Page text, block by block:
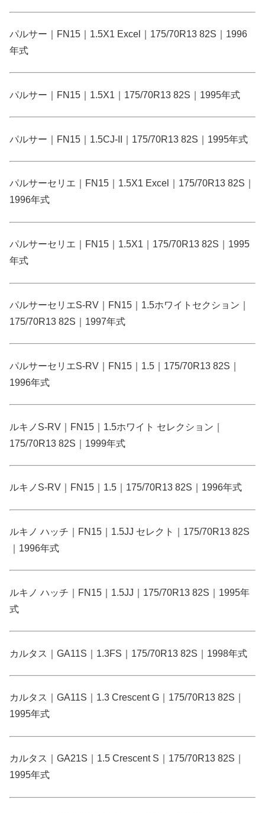
パルサー｜FN15｜1.5X1 Excel｜175/70R13 82S｜1996
年式
パルサー｜FN15｜1.5X1｜175/70R13 82S｜1995年式
パルサー｜FN15｜1.5CJ-II｜175/70R13 82S｜1995年式
パルサーセリエ｜FN15｜1.5X1 Excel｜175/70R13 82S｜
1996年式
パルサーセリエ｜FN15｜1.5X1｜175/70R13 82S｜1995
年式
パルサーセリエS-RV｜FN15｜1.5ホワイトセクション｜
175/70R13 82S｜1997年式
パルサーセリエS-RV｜FN15｜1.5｜175/70R13 82S｜
1996年式
ルキノS-RV｜FN15｜1.5ホワイト セレクション｜
175/70R13 82S｜1999年式
ルキノS-RV｜FN15｜1.5｜175/70R13 82S｜1996年式
ルキノ ハッチ｜FN15｜1.5JJ セレクト｜175/70R13 82S
｜1996年式
ルキノ ハッチ｜FN15｜1.5JJ｜175/70R13 82S｜1995年
式
カルタス｜GA11S｜1.3FS｜175/70R13 82S｜1998年式
カルタス｜GA11S｜1.3 Crescent G｜175/70R13 82S｜
1995年式
カルタス｜GA21S｜1.5 Crescent S｜175/70R13 82S｜
1995年式